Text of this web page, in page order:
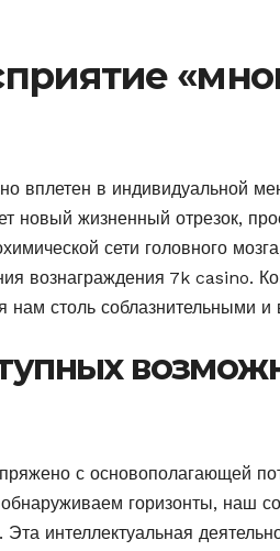
вплетен в индивидуальной
новый жизненный отрезок,
сети головного
вознаграждения 7k casino.
столь соблазнительными
с основополагающей
горизонты, наш
интеллектуальная